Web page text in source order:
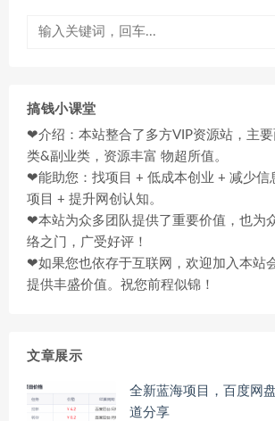
搞钱小课堂
❤介绍：本站整合了多方VIP资源站，主
类&副业类，资源丰富 物超所值。
❤能助您：找项目 + 低成本创业 + 减少信
项目 + 提升网创认知。
❤本站为众多团队提供了重要价值，也为
络之门，广受好评！
❤如果您也依存于互联网，欢迎加入本站
提供丰盛价值。祝您前程似锦！
文章展示
全新蓝海项目，百度网
道分享